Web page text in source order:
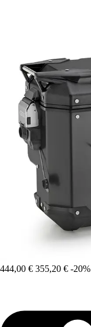
444,00 € 355,20 € -20%